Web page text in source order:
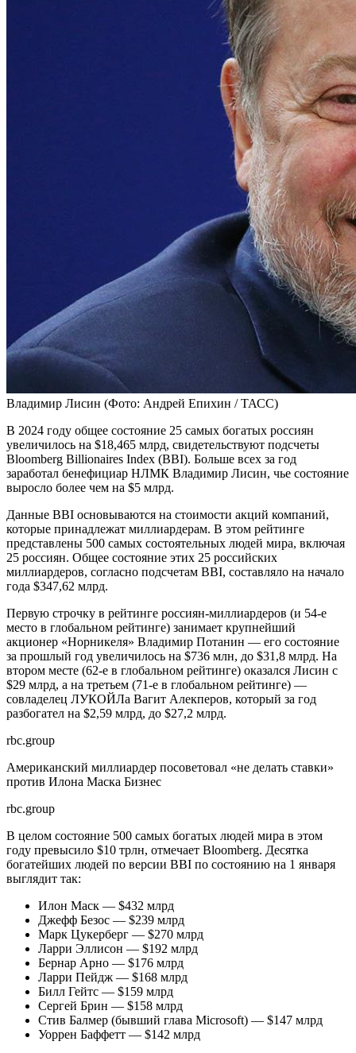
Владимир Лисин (Фото: Андрей Епихин / ТАСС)
В 2024 году общее состояние 25 самых богатых россиян
увеличилось на $18,465 млрд, свидетельствуют подсчеты
Bloomberg Billionaires Index (BBI). Больше всех за год
заработал бенефициар НЛМК Владимир Лисин, чье состояние
выросло более чем на $5 млрд.
Данные BBI основываются на стоимости акций компаний,
которые принадлежат миллиардерам. В этом рейтинге
представлены 500 самых состоятельных людей мира, включая
25 россиян. Общее состояние этих 25 российских
миллиардеров, согласно подсчетам BBI, составляло на начало
года $347,62 млрд.
Первую строчку в рейтинге россиян-миллиардеров (и 54-е
место в глобальном рейтинге) занимает крупнейший
акционер «Норникеля» Владимир Потанин — его состояние
за прошлый год увеличилось на $736 млн, до $31,8 млрд. На
втором месте (62-е в глобальном рейтинге) оказался Лисин с
$29 млрд, а на третьем (71-е в глобальном рейтинге) —
совладелец ЛУКОЙЛа Вагит Алекперов, который за год
разбогател на $2,59 млрд, до $27,2 млрд.
rbc.group
Американский миллиардер посоветовал «не делать ставки»
против Илона Маска Бизнес
rbc.group
В целом состояние 500 самых богатых людей мира в этом
году превысило $10 трлн, отмечает Bloomberg. Десятка
богатейших людей по версии BBI по состоянию на 1 января
выглядит так:
Илон Маск — $432 млрд
Джефф Безос — $239 млрд
Марк Цукерберг — $270 млрд
Ларри Эллисон — $192 млрд
Бернар Арно — $176 млрд
Ларри Пейдж — $168 млрд
Билл Гейтс — $159 млрд
Сергей Брин — $158 млрд
Стив Балмер (бывший глава Microsoft) — $147 млрд
Уоррен Баффетт — $142 млрд